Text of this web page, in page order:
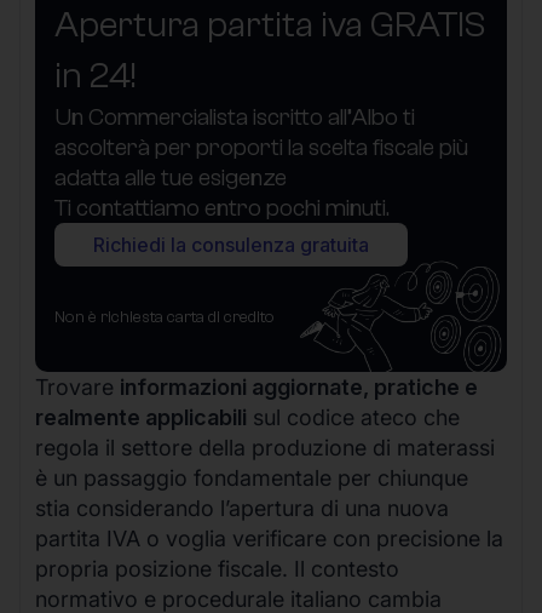
Apertura partita iva GRATIS
in 24!
Un Commercialista iscritto all’Albo ti
ascolterà per proporti la scelta fiscale più
adatta alle tue esigenze
Ti contattiamo entro pochi minuti.
Richiedi la consulenza gratuita
Non è richiesta carta di credito
Trovare informazioni aggiornate, pratiche e
realmente applicabili sul codice ateco che
regola il settore della produzione di materassi
è un passaggio fondamentale per chiunque
stia considerando l’apertura di una nuova
partita IVA o voglia verificare con precisione la
propria posizione fiscale. Il contesto
normativo e procedurale italiano cambia